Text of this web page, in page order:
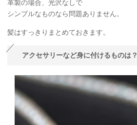
革製の場合、光沢なしで
シンプルなものなら問題ありません。
髪はすっきりまとめておきます。
アクセサリーなど身に付けるものは？